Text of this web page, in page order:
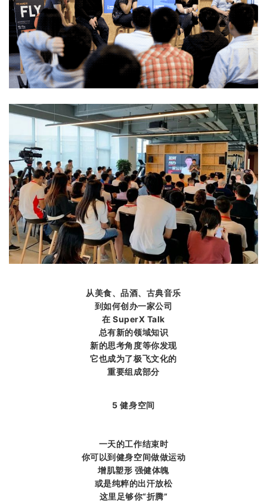
从美食、品酒、古典音乐
到如何创办一家公司
在 SuperX Talk
总有新的领域知识
新的思考角度等你发现
它也成为了极飞文化的
重要组成部分
5 健身空间
一天的工作结束时
你可以到健身空间做做运动
增肌塑形 强健体魄
或是纯粹的出汗放松
这里足够你“折腾”